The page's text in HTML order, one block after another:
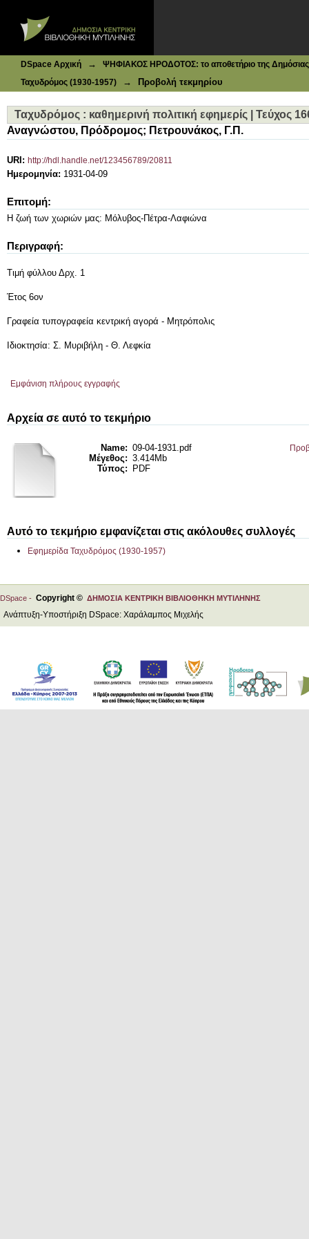
DSpace Αρχική →
ΨΗΦΙΑΚΟΣ ΗΡΟΔΟΤΟΣ: το αποθετήριο της Δημόσιας
Ταχυδρόμος (1930-1957)
→ Προβολή τεκμηρίου
Ταχυδρόμος : καθημερινή πολιτική εφημερίς | Τεύχος
Αναγνώστου, Πρόδρομος; Πετρουνάκος, Γ.Π.
URI: http://hdl.handle.net/123456789/20811
Ημερομηνία: 1931-04-09
Επιτομή:
Η ζωή των χωριών μας: Μόλυβος-Πέτρα-Λαφιώνα
Περιγραφή:
Τιμή φύλλου Δρχ. 1
Έτος 6ον
Γραφεία τυπογραφεία κεντρική αγορά - Μητρόπολις
Ιδιοκτησία: Σ. Μυριβήλη - Θ. Λεφκία
Εμφάνιση πλήρους εγγραφής
Αρχεία σε αυτό το τεκμήριο
Name: 09-04-1931.pdf
Μέγεθος: 3.414Mb
Τύπος:
PDF
Αυτό το τεκμήριο εμφανίζεται στις ακόλουθες συλλογές
Εφημερίδα Ταχυδρόμος (1930-1957)
DSpace - Copyright © ΔΗΜΟΣΙΑ ΚΕΝΤΡΙΚΗ ΒΙΒΛΙΟΘΗΚΗ ΜΥΤΙΛΗΝΗΣ
Ανάπτυξη-Υποστήριξη DSpace: Χαράλαμπος Μιχελής